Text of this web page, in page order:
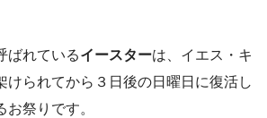
ばれているイースターは、イエス・キ
けられてから３日後の日曜日に復活し
祭りです。